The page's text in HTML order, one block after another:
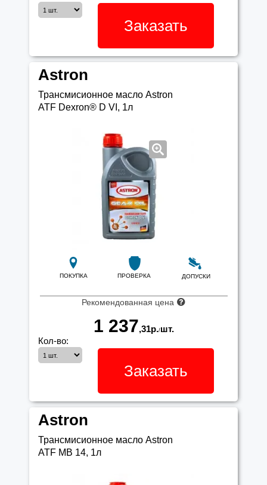
Заказать
Astron
Трансмисионное масло Astron
ATF Dexron® D VI, 1л
ПОКУПКА ПРОВЕРКА ДОПУСКИ
Рекомендованная цена
1 237,31р./шт.
Кол-во:
Заказать
Astron
Трансмисионное масло Astron
ATF MB 14, 1л